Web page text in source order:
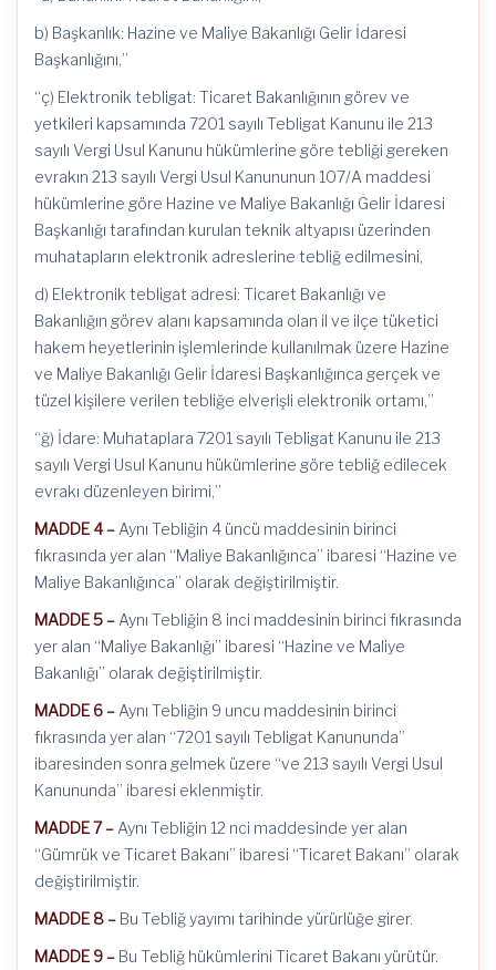
b) Başkanlık: Hazine ve Maliye Bakanlığı Gelir İdaresi
Başkanlığını,”
“ç) Elektronik tebligat: Ticaret Bakanlığının görev ve
yetkileri kapsamında 7201 sayılı Tebligat Kanunu ile 213
sayılı Vergi Usul Kanunu hükümlerine göre tebliği gereken
evrakın 213 sayılı Vergi Usul Kanununun 107/A maddesi
hükümlerine göre Hazine ve Maliye Bakanlığı Gelir İdaresi
Başkanlığı tarafından kurulan teknik altyapısı üzerinden
muhatapların elektronik adreslerine tebliğ edilmesini,
d) Elektronik tebligat adresi: Ticaret Bakanlığı ve
Bakanlığın görev alanı kapsamında olan il ve ilçe tüketici
hakem heyetlerinin işlemlerinde kullanılmak üzere Hazine
ve Maliye Bakanlığı Gelir İdaresi Başkanlığınca gerçek ve
tüzel kişilere verilen tebliğe elverişli elektronik ortamı,”
“ğ) İdare: Muhataplara 7201 sayılı Tebligat Kanunu ile 213
sayılı Vergi Usul Kanunu hükümlerine göre tebliğ edilecek
evrakı düzenleyen birimi,”
MADDE 4 – Aynı Tebliğin 4 üncü maddesinin birinci
fıkrasında yer alan “Maliye Bakanlığınca” ibaresi “Hazine ve
Maliye Bakanlığınca” olarak değiştirilmiştir.
MADDE 5 – Aynı Tebliğin 8 inci maddesinin birinci fıkrasında
yer alan “Maliye Bakanlığı” ibaresi “Hazine ve Maliye
Bakanlığı” olarak değiştirilmiştir.
MADDE 6 – Aynı Tebliğin 9 uncu maddesinin birinci
fıkrasında yer alan “7201 sayılı Tebligat Kanununda”
ibaresinden sonra gelmek üzere “ve 213 sayılı Vergi Usul
Kanununda” ibaresi eklenmiştir.
MADDE 7 – Aynı Tebliğin 12 nci maddesinde yer alan
“Gümrük ve Ticaret Bakanı” ibaresi “Ticaret Bakanı” olarak
değiştirilmiştir.
MADDE 8 – Bu Tebliğ yayımı tarihinde yürürlüğe girer.
MADDE 9 – Bu Tebliğ hükümlerini Ticaret Bakanı yürütür.